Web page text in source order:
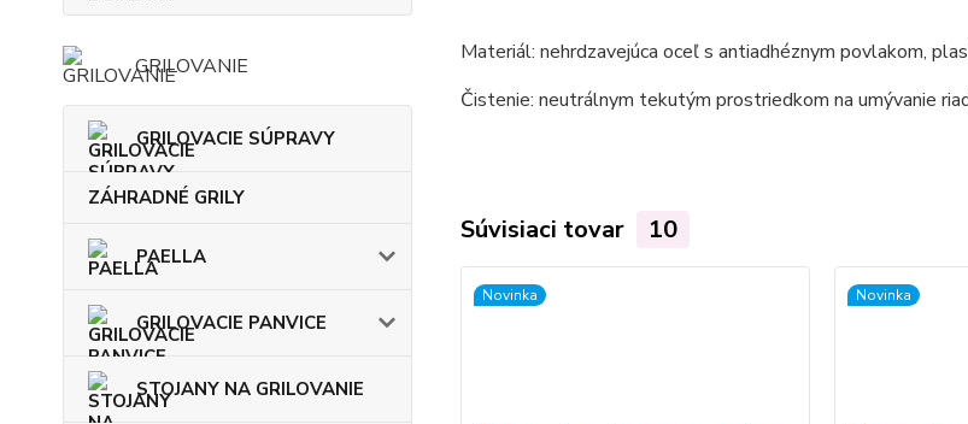
GRILOVANIE
GRILOVACIE SÚPRAVY
ZÁHRADNÉ GRILY
PAELLA
GRILOVACIE PANVICE
STOJANY NA GRILOVANIE
Materiál: nehrdzavejúca oceľ s antiadhéznym povlakom,
Čistenie: neutrálnym tekutým prostriedkom na umývanie
Súvisiaci tovar 10
Novinka Novinka